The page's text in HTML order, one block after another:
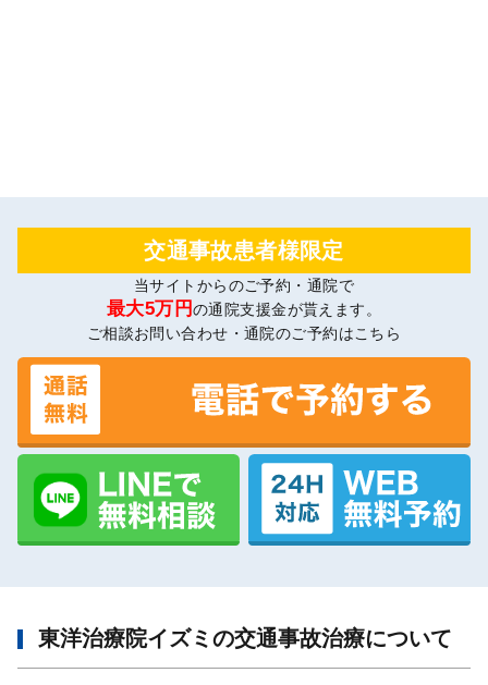
交通事故患者様限定
当サイトからのご予約・通院で
最大5万円の通院支援金が貰えます。
ご相談お問い合わせ・通院のご予約はこちら
東洋治療院イズミの交通事故治療について